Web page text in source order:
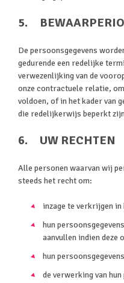
5.
De persoonsgegevens
gedurende een redelijke
verwezenlijking van de
onze contractuele relatie,
voldoen, of in het kader van
die redelijkerwijs beperkt
6. UW RECHTEN
Alle personen waarvan wij
steeds het recht om:
inzage te verkrijgen in
hun
aanvullen indien deze
hun
de verwerking van